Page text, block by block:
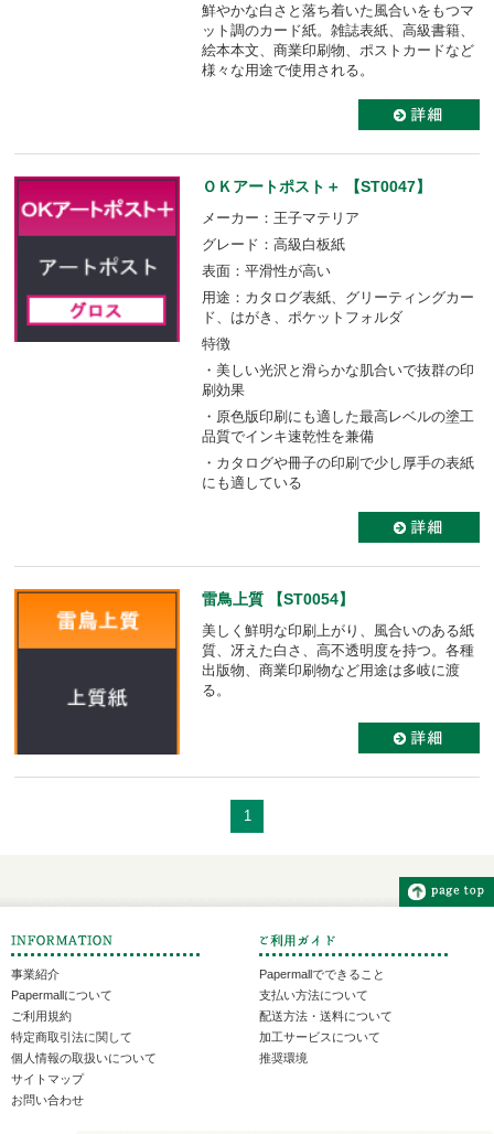
鮮やかな白さと落ち着いた風合いをもつマ
ット調のカード紙。雑誌表紙、高級書籍、
絵本本文、商業印刷物、ポストカードなど
様々な用途で使用される。
ＯＫアートポスト＋ 【ST0047】
メーカー：王子マテリア
グレード：高級白板紙
表面：平滑性が高い
用途：カタログ表紙、グリーティングカー
ド、はがき、ポケットフォルダ
特徴
・美しい光沢と滑らかな肌合いで抜群の印
刷効果
・原色版印刷にも適した最高レベルの塗工
品質でインキ速乾性を兼備
・カタログや冊子の印刷で少し厚手の表紙
にも適している
雷鳥上質 【ST0054】
美しく鮮明な印刷上がり、風合いのある紙
質、冴えた白さ、高不透明度を持つ。各種
出版物、商業印刷物など用途は多岐に渡
る。
1
事業紹介
Papermallについて
ご利用規約
特定商取引法に関して
個人情報の取扱いについて
サイトマップ
お問い合わせ
Papermallでできること
支払い方法について
配送方法・送料について
加工サービスについて
推奨環境